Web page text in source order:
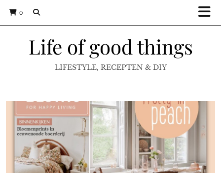
0
Life of good things
LIFESTYLE, RECEPTEN & DIY